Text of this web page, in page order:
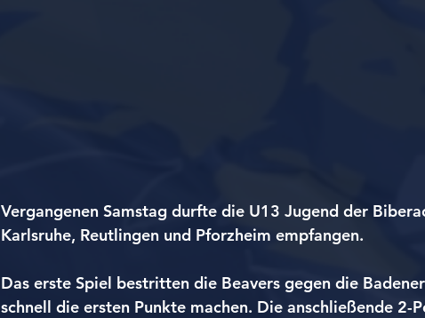
Vergangenen Samstag durfte die U13 Jugend der
Karlsruhe, Reutlingen und Pforzheim empfangen.
Das erste Spiel bestritten die Beavers gegen die
schnell die ersten Punkte machen. Die anschließende 2-